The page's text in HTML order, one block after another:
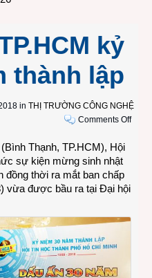
kỷ
thành lập
in THỊ TRƯỜNG CÔNG NGHỆ
Comments Offon
Thạnh, TP.HCM), Hội
sự kiện mừng sinh nhật
đồng thời ra mắt ban chấp
vừa được bầu ra tại Đại hội